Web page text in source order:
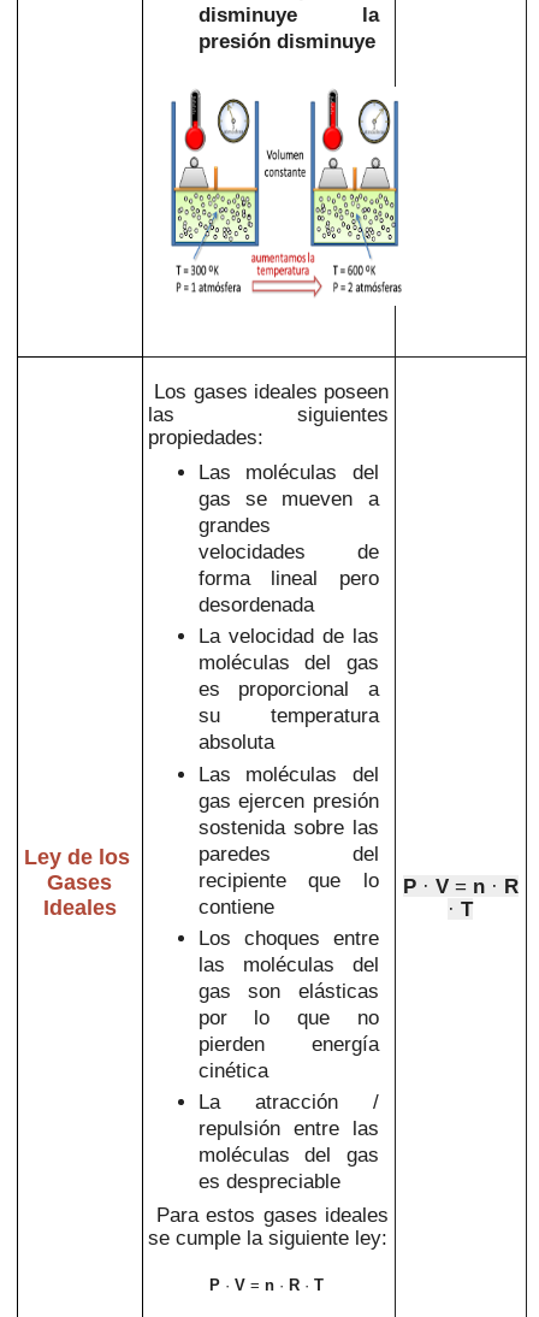
disminuye la
presión disminuye
Ley de los
Gases
Ideales
Los gases ideales poseen
las siguientes
propiedades:
Las moléculas del
gas se mueven a
grandes
velocidades de
forma lineal pero
desordenada
La velocidad de las
moléculas del gas
es proporcional a
su temperatura
absoluta
Las moléculas del
gas ejercen presión
sostenida sobre las
paredes del
recipiente que lo
contiene
Los choques entre
las moléculas del
gas son elásticas
por lo que no
pierden energía
cinética
La atracción /
repulsión entre las
moléculas del gas
es despreciable
Para estos gases ideales
se cumple la siguiente ley:
P · V = n · R · T
P· V = n· R
·T